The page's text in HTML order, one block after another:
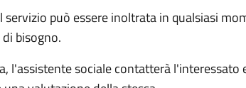
può essere inoltrata in qualsiasi
bisogno.
l'assistente sociale contatterà l'interessato